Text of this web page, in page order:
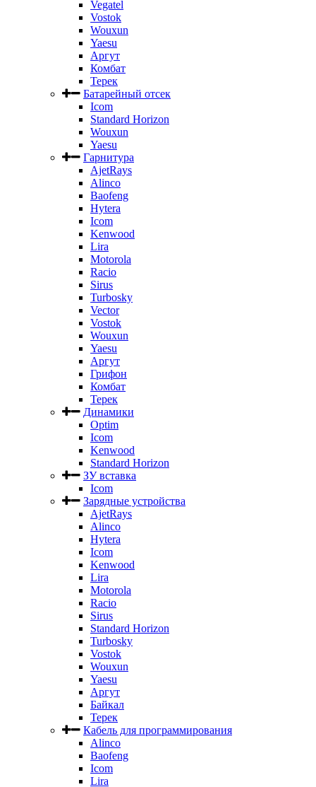
Vegatel
Vostok
Wouxun
Yaesu
Аргут
Комбат
Терек
Батарейный отсек
Icom
Standard Horizon
Wouxun
Yaesu
Гарнитура
AjetRays
Alinco
Baofeng
Hytera
Icom
Kenwood
Lira
Motorola
Racio
Sirus
Turbosky
Vector
Vostok
Wouxun
Yaesu
Аргут
Грифон
Комбат
Терек
Динамики
Optim
Icom
Kenwood
Standard Horizon
ЗУ вставка
Icom
Зарядные устройства
AjetRays
Alinco
Hytera
Icom
Kenwood
Lira
Motorola
Racio
Sirus
Standard Horizon
Turbosky
Vostok
Wouxun
Yaesu
Аргут
Байкал
Терек
Кабель для программирования
Alinco
Baofeng
Icom
Lira